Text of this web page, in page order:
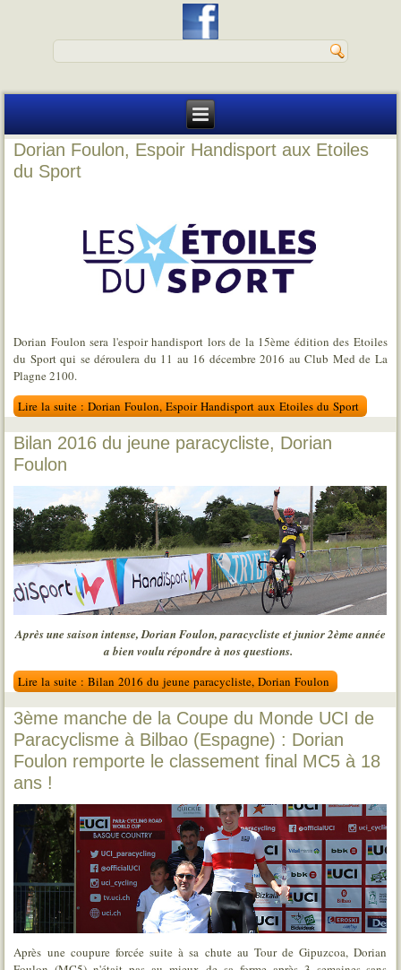
Dorian Foulon, Espoir Handisport aux Etoiles
du Sport
Dorian Foulon sera l'espoir handisport lors de la 15ème édition des Etoiles
du Sport qui se déroulera du 11 au 16 décembre 2016 au Club Med de La
Plagne 2100.
Lire la suite : Dorian Foulon, Espoir Handisport aux Etoiles du Sport
Bilan 2016 du jeune paracycliste, Dorian
Foulon
Après une saison intense, Dorian Foulon, paracycliste et junior 2ème année
a bien voulu répondre à nos questions.
Lire la suite : Bilan 2016 du jeune paracycliste, Dorian Foulon
3ème manche de la Coupe du Monde UCI de
Paracyclisme à Bilbao (Espagne) : Dorian
Foulon remporte le classement final MC5 à 18
ans !
Après une coupure forcée suite à sa chute au Tour de Gipuzcoa, Dorian